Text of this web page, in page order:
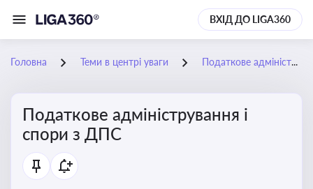
ВХІД ДО LIGA360
Головна Теми в центрі уваги Податкове адміністрування і спори з ДПС
Податкове адміністрування і
спори з ДПС